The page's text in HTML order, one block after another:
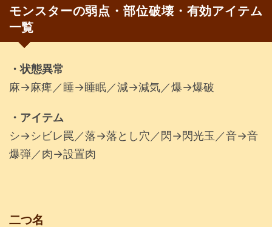
モンスターの弱点・部位破壊・有効アイテム
一覧
・状態異常
麻→麻痺／睡→睡眠／減→減気／爆→爆破
・アイテム
シ→シビレ罠／落→落とし穴／閃→閃光玉／音→音
爆弾／肉→設置肉
二つ名